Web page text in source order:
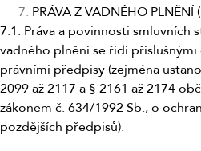
PRÁVA Z VADNÉHO PLNĚNÍ
7.1. Práva a povinnosti smluvních
vadného plnění se řídí příslušnými
právními předpisy (zejména
2099 až 2117 a § 2161 až 2174
zákonem č. 634/1992 Sb., o
pozdějších předpisů).